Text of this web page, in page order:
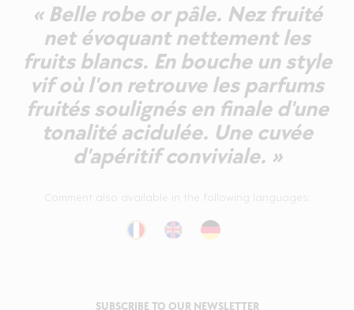
« Belle robe or pâle. Nez fruité
net évoquant nettement les
fruits blancs. En bouche un style
vif où l'on retrouve les parfums
fruités soulignés en finale d'une
tonalité acidulée. Une cuvée
d'apéritif conviviale. »
SUBSCRIBE TO OUR NEWSLETTER